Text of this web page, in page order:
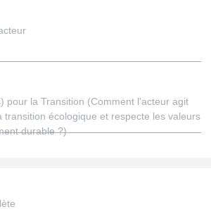
pour la Transition (Comment l'acteur agit
transition écologique et respecte les valeurs
durable ?)